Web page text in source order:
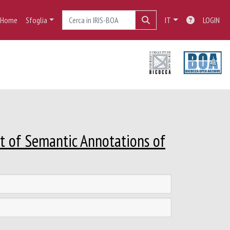
Home Sfoglia IT LOGIN
of Semantic Annotations of